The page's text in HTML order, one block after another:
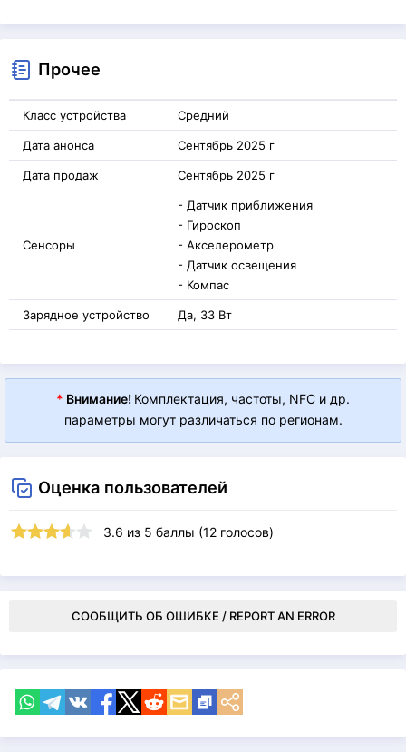
Прочее
Класс устройства Средний
Дата анонса Сентябрь 2025 г
Дата продаж Сентябрь 2025 г
Сенсоры
- Датчик приближения
- Гироскоп
- Акселерометр
- Датчик освещения
- Компас
Зарядное устройство Да, 33 Вт
* Внимание! Комплектация, частоты, NFC и др.
параметры могут различаться по регионам.
Оценка пользователей
3.6 из 5 баллы (12 голосов)
СООБЩИТЬ ОБ ОШИБКЕ / REPORT AN ERROR